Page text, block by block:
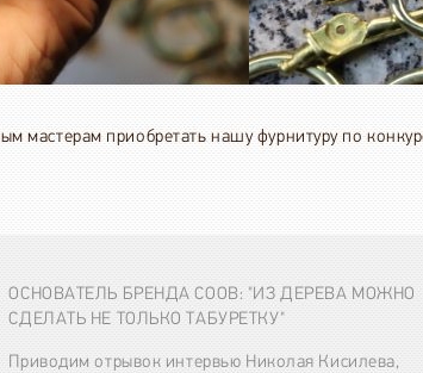
мастерам приобретать нашу фурнитуру по
ОСНОВАТЕЛЬ БРЕНДА COOB: "ИЗ ДЕРЕВА МОЖНО
СДЕЛАТЬ НЕ ТОЛЬКО ТАБУРЕТКУ"
Приводим отрывок интервью Николая Кисилева,